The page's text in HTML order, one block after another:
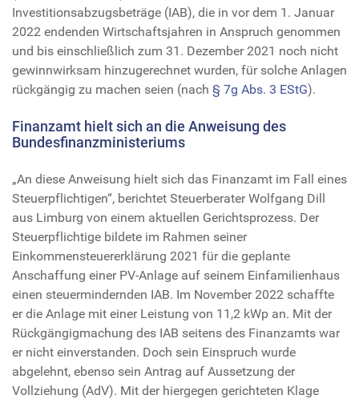
Investitionsabzugsbeträge (IAB), die in vor dem 1. Januar
2022 endenden Wirtschaftsjahren in Anspruch genommen
und bis einschließlich zum 31. Dezember 2021 noch nicht
gewinnwirksam hinzugerechnet wurden, für solche Anlagen
rückgängig zu machen seien (nach § 7g Abs. 3 EStG).
Finanzamt hielt sich an die Anweisung des
Bundesfinanzministeriums
„An diese Anweisung hielt sich das Finanzamt im Fall eines
Steuerpflichtigen“, berichtet Steuerberater Wolfgang Dill
aus Limburg von einem aktuellen Gerichtsprozess. Der
Steuerpflichtige bildete im Rahmen seiner
Einkommensteuererklärung 2021 für die geplante
Anschaffung einer PV-Anlage auf seinem Einfamilienhaus
einen steuermindernden IAB. Im November 2022 schaffte
er die Anlage mit einer Leistung von 11,2 kWp an. Mit der
Rückgängigmachung des IAB seitens des Finanzamts war
er nicht einverstanden. Doch sein Einspruch wurde
abgelehnt, ebenso sein Antrag auf Aussetzung der
Vollziehung (AdV). Mit der hiergegen gerichteten Klage